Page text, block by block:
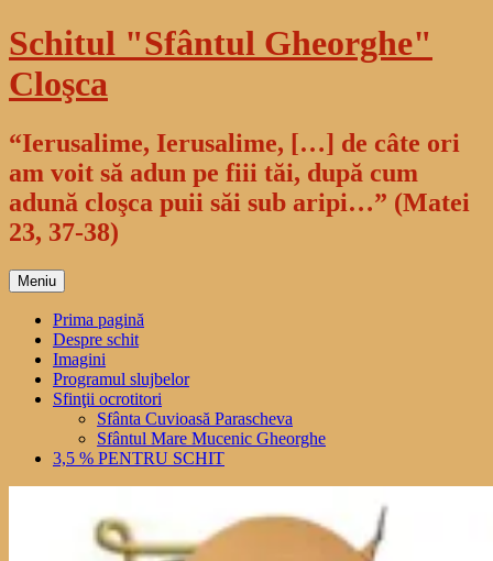
Sari
la
conținut
Schitul "Sfântul Gheorghe"
Cloşca
“Ierusalime, Ierusalime, […] de câte ori
am voit să adun pe fiii tăi, după cum
adună cloşca puii săi sub aripi…” (Matei
23, 37-38)
Meniu
Prima pagină
Despre schit
Imagini
Programul slujbelor
Sfinţii ocrotitori
Sfânta Cuvioasă Parascheva
Sfântul Mare Mucenic Gheorghe
3,5 % PENTRU SCHIT